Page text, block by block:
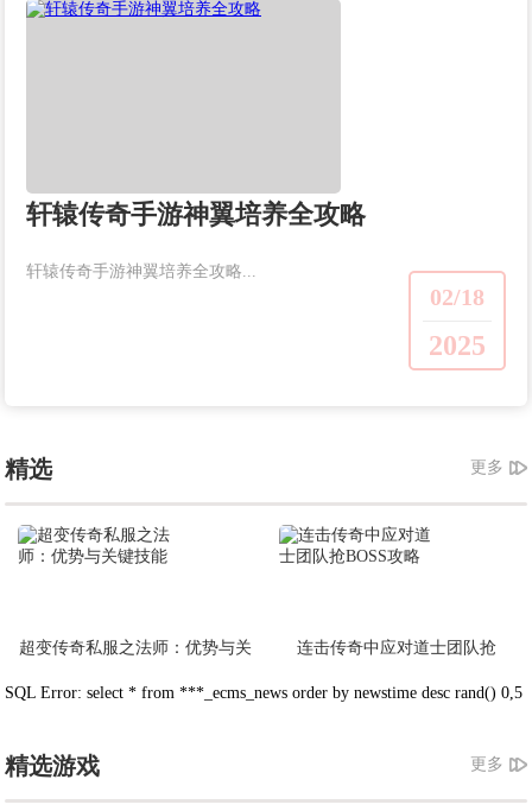
轩辕传奇手游神翼培养全攻略
02/18
2025
轩辕传奇手游神翼培养全攻略...
精选 更多
超变传奇私服之法师：优势与关
连击传奇中应对道士团队抢
SQL Error: select * from ***_ecms_news order by newstime desc rand() 0,5
精选游戏 更多